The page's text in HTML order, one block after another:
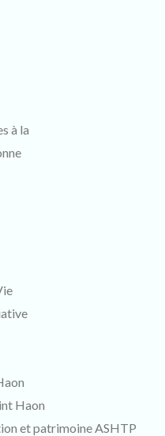
à la
Haon
et patrimoine ASHTP